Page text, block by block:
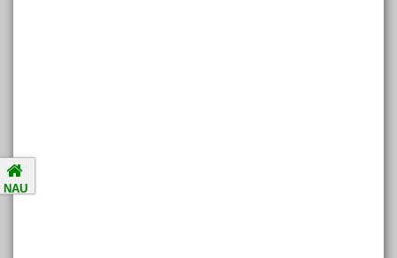
NAU